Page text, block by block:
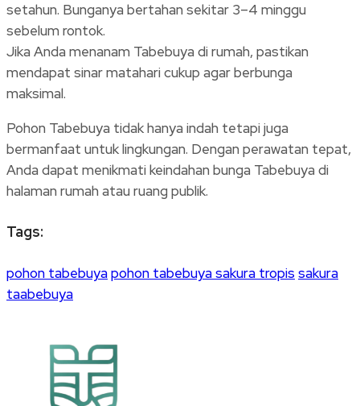
setahun. Bunganya bertahan sekitar 3–4 minggu
sebelum rontok.
Jika Anda menanam Tabebuya di rumah, pastikan
mendapat sinar matahari cukup agar berbunga
maksimal.
Pohon Tabebuya tidak hanya indah tetapi juga
bermanfaat untuk lingkungan. Dengan perawatan tepat,
Anda dapat menikmati keindahan bunga Tabebuya di
halaman rumah atau ruang publik.
Tags:
pohon tabebuyapohon tabebuya sakura tropis sakura
taabebuya